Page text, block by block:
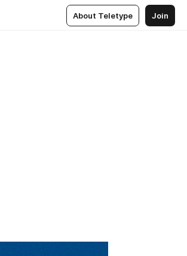
About Teletype Join